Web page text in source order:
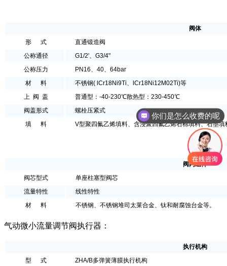
阀体
形 式
直通锻造阀
公称通径
G1/2'、G3/4"
公称压力
PN16、40、64bar
材 料
不锈钢( lCr18Ni9Ti、lCr18Ni12M02Ti)等
上 阀 盖
普通型：-40-230℃散热型：230-450℃
阀盖形式
螺栓压紧式
填 料
V型聚四氟乙烯填料、含浸聚四氟乙烯石棉填料、石墨填
阀内组件
阀芯型式
单座柱塞型阀芯
流量特性
线性特性
材 料
不锈钢、不锈钢堆司太莱合金、钛和耐腐蚀台金等。
气动微小流量调节阀执行器：
执行机构
型 式
ZHA/B多弹簧薄膜执行机构
你们是怎么收费的呢